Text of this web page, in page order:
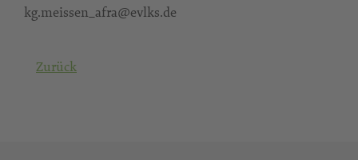
kg.meissen_afra@evlks.de
Zurück